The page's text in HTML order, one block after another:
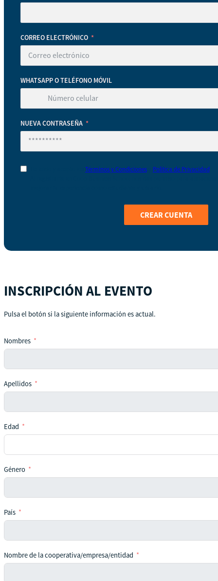
CORREO ELECTRÓNICO
WHATSAPP O TELÉFONO MÓVIL
NUEVA CONTRASEÑA
Términos y Condicionesy Política de Privacidad
CREAR CUENTA
INSCRIPCIÓN AL EVENTO
Pulsa el botón si la siguiente información es actual.
Nombres
Apellidos
Edad
Género
País
Nombre de la cooperativa/empresa/entidad